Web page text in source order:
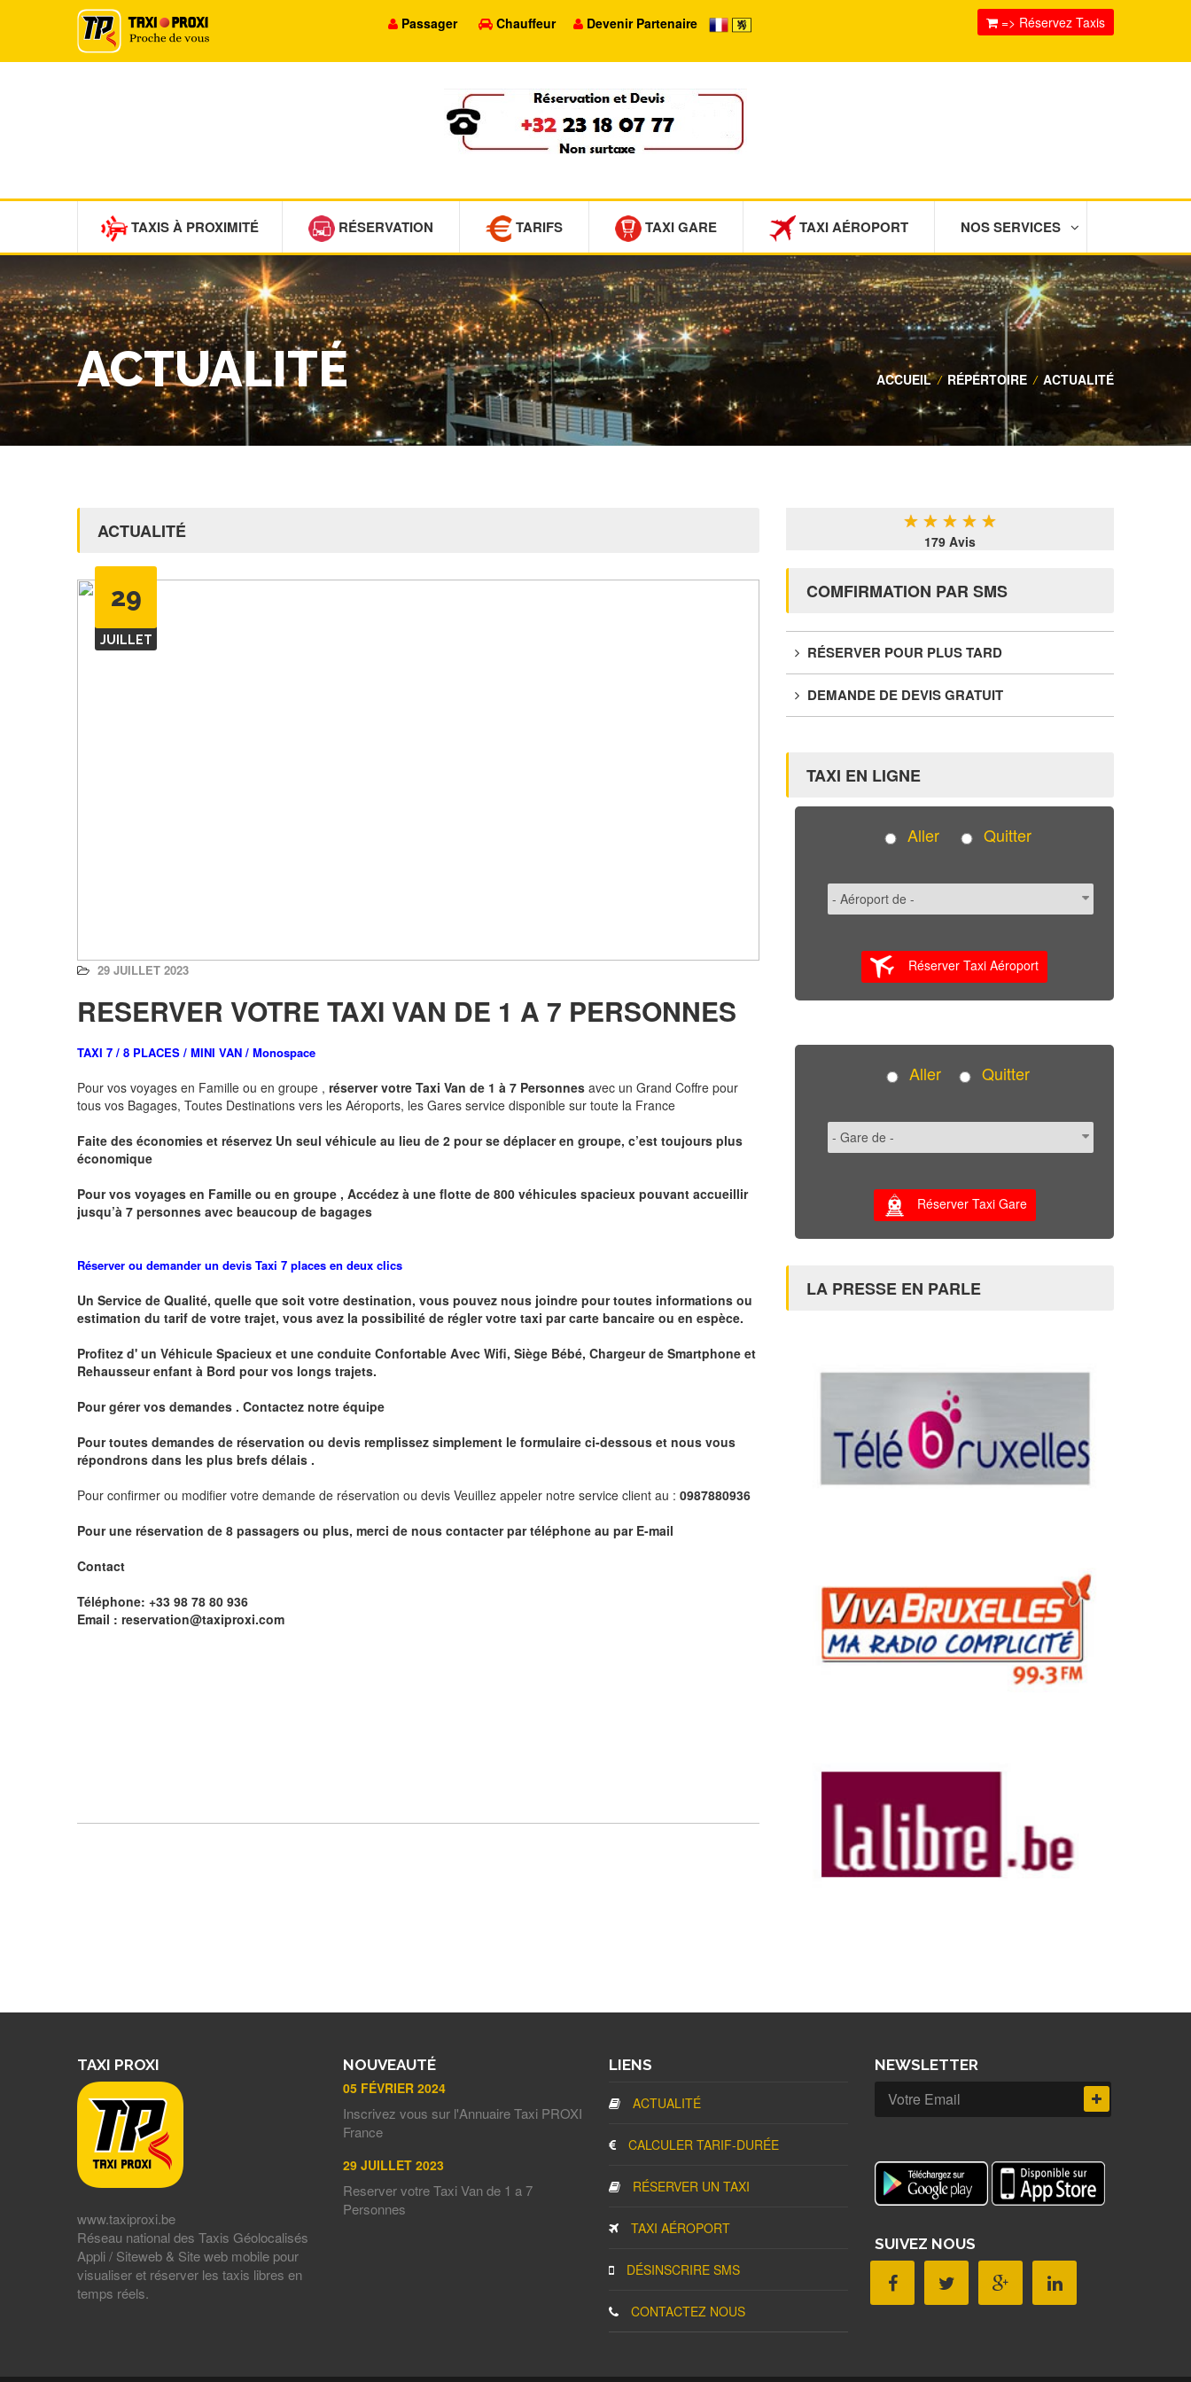
Passager Chauffeur Devenir Partenaire => Réservez Taxis
TAXIS À PROXIMITÉ RÉSERVATION TARIFS TAXI GARE TAXI AÉROPORT NOS SERVICES
ACTUALITÉ ACCUEIL / RÉPERTOIRE / ACTUALITÉ
ACTUALITÉ
29
JUILLET
29 JUILLET 2023
RESERVER VOTRE TAXI VAN DE 1 A 7 PERSONNES
TAXI 7 / 8 PLACES / MINI VAN / Monospace
Pour vos voyages en Famille ou en groupe , réserver votre Taxi Van de 1 à 7 Personnes avec un Grand Coffre pour
tous vos Bagages, Toutes Destinations vers les Aéroports, les Gares service disponible sur toute la France
Faite des économies et réservez Un seul véhicule au lieu de 2 pour se déplacer en groupe, c’est toujours plus
économique
Pour vos voyages en Famille ou en groupe , Accédez à une flotte de 800 véhicules spacieux pouvant accueillir
jusqu’à 7 personnes avec beaucoup de bagages
Réserver ou demander un devis Taxi 7 places en deux clics
Un Service de Qualité, quelle que soit votre destination, vous pouvez nous joindre pour toutes informations ou
estimation du tarif de votre trajet, vous avez la possibilité de régler votre taxi par carte bancaire ou en espèce.
Profitez d' un Véhicule Spacieux et une conduite Confortable Avec Wifi, Siège Bébé, Chargeur de Smartphone et
Rehausseur enfant à Bord pour vos longs trajets.
Pour gérer vos demandes . Contactez notre équipe
Pour toutes demandes de réservation ou devis remplissez simplement le formulaire ci-dessous et nous vous
répondrons dans les plus brefs délais .
Pour confirmer ou modifier votre demande de réservation ou devis Veuillez appeler notre service client au : 0987880936
Pour une réservation de 8 passagers ou plus, merci de nous contacter par téléphone au par E-mail
Contact
Téléphone: +33 98 78 80 936
Email : reservation@taxiproxi.com
★ ★ ★ ★ ★
179 Avis
COMFIRMATION PAR SMS
RÉSERVER POUR PLUS TARD
DEMANDE DE DEVIS GRATUIT
TAXI EN LIGNE
Aller Quitter
Réserver Taxi Aéroport
Aller Quitter
Réserver Taxi Gare
LA PRESSE EN PARLE
TAXI PROXI
www.taxiproxi.be
Réseau national des Taxis Géolocalisés
Appli / Siteweb & Site web mobile pour
visualiser et réserver les taxis libres en
temps réels.
NOUVEAUTÉ
05 FÉVRIER 2024
Inscrivez vous sur l'Annuaire Taxi PROXI
France
29 JUILLET 2023
Reserver votre Taxi Van de 1 a 7
Personnes
LIENS
ACTUALITÉ
CALCULER TARIF-DURÉE
RÉSERVER UN TAXI
TAXI AÉROPORT
DÉSINSCRIRE SMS
CONTACTEZ NOUS
NEWSLETTER
SUIVEZ NOUS